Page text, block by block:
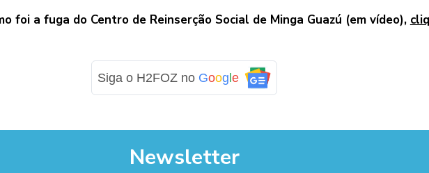
foi a fuga do Centro de Reinserção Social de Minga Guazú (em vídeo),
Siga o H2FOZ no Goog le
Newsletter